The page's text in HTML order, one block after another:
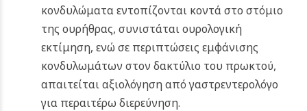
κονδυλώματα εντοπίζονται κοντά στο στόμιο
της ουρήθρας, συνιστάται ουρολογική
εκτίμηση, ενώ σε περιπτώσεις εμφάνισης
κονδυλωμάτων στον δακτύλιο του πρωκτού,
απαιτείται αξιολόγηση από γαστρεντερολόγο
για περαιτέρω διερεύνηση.